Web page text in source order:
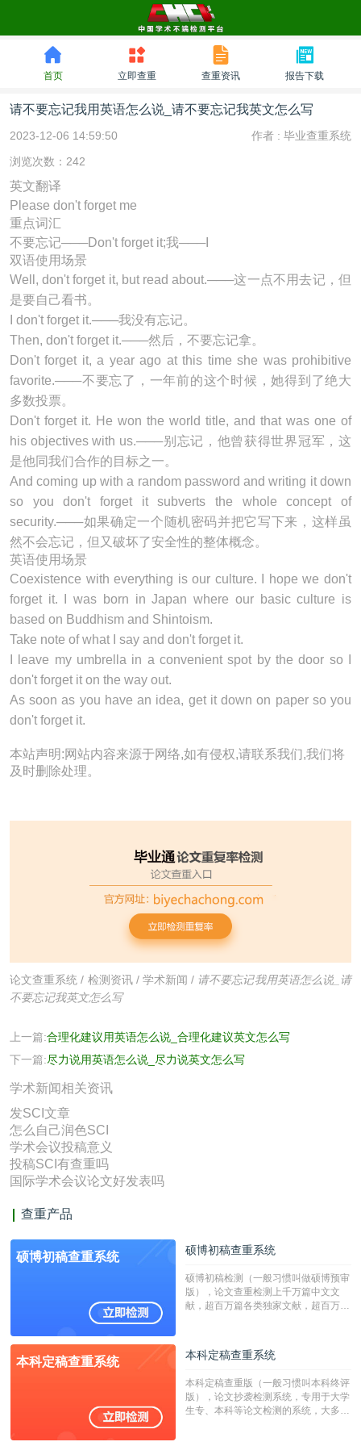
首页 立即查重 查重资讯 报告下载
请不要忘记我用英语怎么说_请不要忘记我英文怎么写
2023-12-06 14:59:50 作者 : 毕业查重系统
浏览次数：242
英文翻译
Please don't forget me
重点词汇
不要忘记───Don't forget it;我───I
双语使用场景
Well,don't forget it, but read about.───这一点不用去记，但
是要自己看书。
don't forget it.───我没有忘记。
Then, don't forget it.───然后，不要忘记拿。
Don't forget it, a year ago at this time she was prohibitive
favorite.───不要忘了，一年前的这个时候，她得到了绝大
多数投票。
Don't forget it. He won the world title, and that was one of
his objectives with us.───别忘记，他曾获得世界冠军，这
是他同我们合作的目标之一。
And coming up with a random password and writing it down
so youdon't forget itsubverts the whole concept of
security.───如果确定一个随机密码并把它写下来，这样虽
然不会忘记，但又破坏了安全性的整体概念。
英语使用场景
Coexistence with everything is our culture. I hope we don't
forget it. I was born in Japan where our basic culture is
based on Buddhism and Shintoism.
Take note of what I say and don't forget it.
I leave my umbrella in a convenient spot by the door so I
don't forget it on the way out.
As soon as you have an idea, get it down on paper so you
don't forget it.
本站声明:网站内容来源于网络,如有侵权,请联系我们,我们将
及时删除处理。
论文查重系统 / 检测资讯/ 学术新闻 / 请不要忘记我用英语怎么说_请
不要忘记我英文怎么写
上一篇:合理化建议用英语怎么说_合理化建议英文怎么写
下一篇:尽力说用英语怎么说_尽力说英文怎么写
学术新闻相关资讯
发SCI文章
怎么自己润色SCI
学术会议投稿意义
投稿SCI有查重吗
国际学术会议论文好发表吗
查重产品
硕博初稿查重系统 硕博初稿查重系统
硕博初稿检测（一般习惯叫做硕博预审
版），论文查重检测上千万篇中文文
献，超百万篇各类独家文献，超百万港
校用来检测硕博论文的系统，检测范围
广，数据来源真实，检测算法合理!本
字符数30万）
本科定稿查重系统 本科定稿查重系统
本科定稿查重版（一般习惯叫本科终评
版），论文抄袭检测系统，专用于大学
生专、本科等论文检测的系统，大多数